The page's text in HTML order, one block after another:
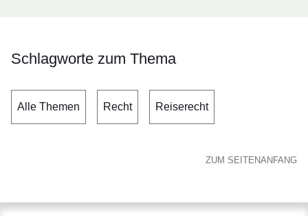
Schlagworte zum Thema
Alle Themen Recht Reiserecht
ZUM SEITENANFANG